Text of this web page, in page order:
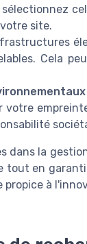
site.
Cela
votre
dans la
en
propice à